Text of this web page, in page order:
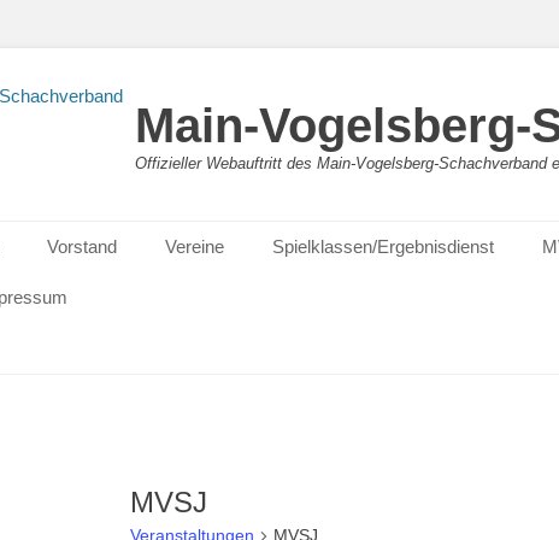
Main-Vogelsberg-
Offizieller Webauftritt des Main-Vogelsberg-
Vorstand Vereine Spielklassen/Ergebnisdienst
MVSJ
Veranstaltungen MVSJ